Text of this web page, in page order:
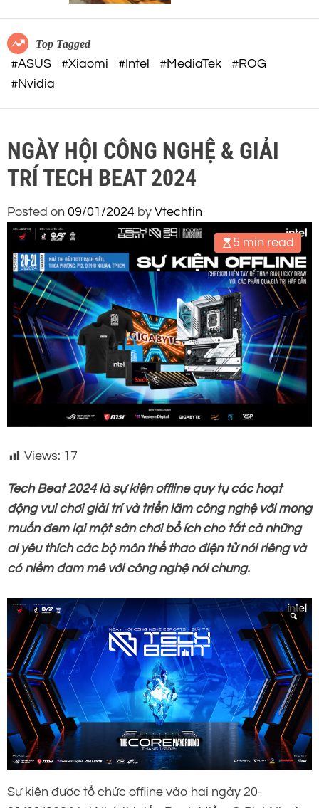
m
o
d
Top Tagged
#ASUS #Xiaomi #Intel #MediaTek
#ROG
#Nvidia
NGÀY HỘI CÔNG NGHỆ & GIẢI
TRÍ TECH BEAT 2024
Posted on 09/01/2024 by Vtechtin
5 min read
Views: 17
Tech Beat 2024 là sự kiện offline quy tụ các hoạt
động vui chơi giải trí và triển lãm công nghệ với mong
muốn đem lại một sân chơi bổ ích cho tất cả những
ai yêu thích các bộ môn thể thao điện tử nói riêng và
có niềm đam mê với công nghệ nói chung.
Sự kiện được tổ chức offline vào hai ngày 20-